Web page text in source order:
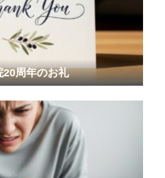
20周年のお礼